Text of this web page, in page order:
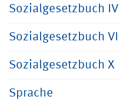
Sozialgesetzbuch IV
Sozialgesetzbuch VII
Sozialgesetzbuch X
Sprache